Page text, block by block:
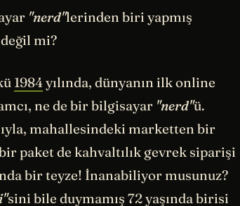
"nerd"lerinden biri yapmış
mi?
1984yılında, dünyanın ilk online
ne de bir bilgisayar "nerd"ü.
mahallesindeki marketten bir
paket de kahvaltılık gevrek siparişi
bir teyze! İnanabiliyor musunuz?
sini bile duymamış 72 yaşında birisi